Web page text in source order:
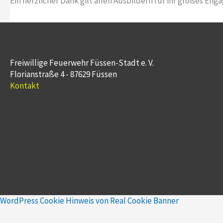
Freiwillige Feuerwehr Füssen-Stadt e. V.
Florianstraße 4 - 87629 Füssen
Kontakt
WordPress Cookie Hinweis von Real Cookie Banner